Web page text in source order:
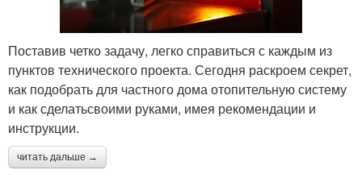
Поставив четко задачу, легко справиться с каждым из
пунктов технического проекта. Сегодня раскроем секрет,
как подобрать для частного дома отопительную систему
и как сделатьсвоими руками, имея рекомендации и
инструкции.
читать дальше →